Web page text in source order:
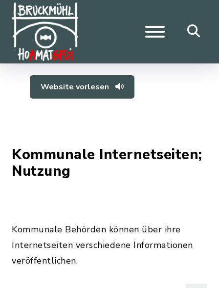
Website vorlesen
Kommunale Internetseiten;
Nutzung
Kommunale Behörden können über ihre
Internetseiten verschiedene Informationen
veröffentlichen.